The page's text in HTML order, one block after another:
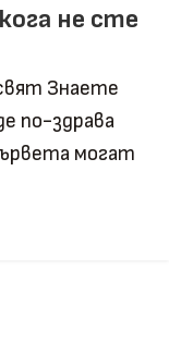
не сте
Знаете
по-здрава
могат